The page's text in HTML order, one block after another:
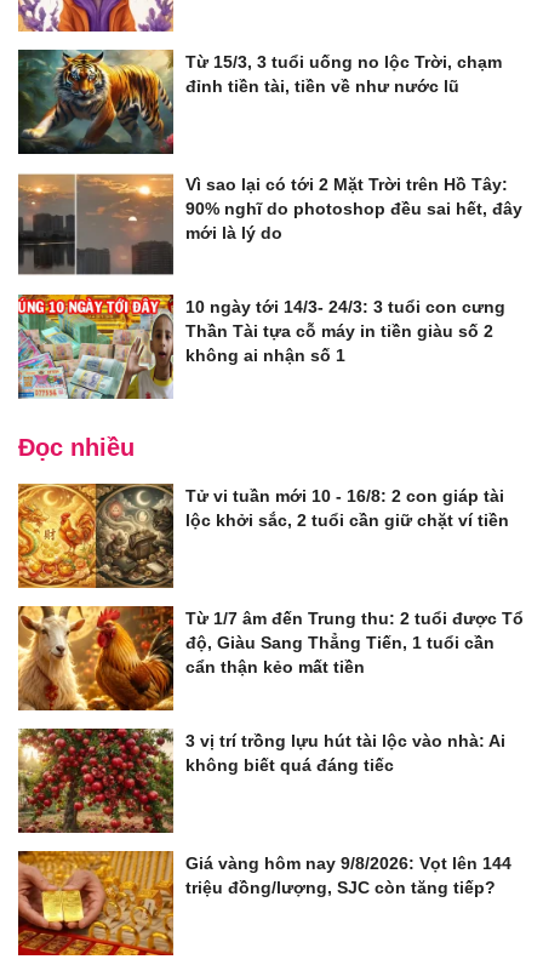
Từ 15/3, 3 tuổi uống no lộc Trời, chạm
đỉnh tiền tài, tiền về như nước lũ
Vì sao lại có tới 2 Mặt Trời trên Hồ Tây:
90% nghĩ do photoshop đều sai hết, đây
mới là lý do
10 ngày tới 14/3- 24/3: 3 tuổi con cưng
Thần Tài tựa cỗ máy in tiền giàu số 2
không ai nhận số 1
Đọc nhiều
Tử vi tuần mới 10 - 16/8: 2 con giáp tài
lộc khởi sắc, 2 tuổi cần giữ chặt ví tiền
Từ 1/7 âm đến Trung thu: 2 tuổi được Tổ
độ, Giàu Sang Thẳng Tiến, 1 tuổi cần
cẩn thận kẻo mất tiền
3 vị trí trồng lựu hút tài lộc vào nhà: Ai
không biết quá đáng tiếc
Giá vàng hôm nay 9/8/2026: Vọt lên 144
triệu đồng/lượng, SJC còn tăng tiếp?